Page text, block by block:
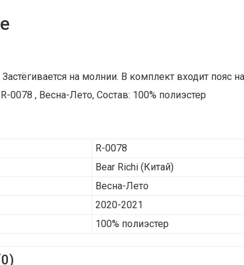
на молнии. В комплект входит
0078 , Весна-Лето, Состав: 100% полиэстер
R-0078
Bear Richi (Китай)
Весна-Лето
2020-2021
100% полиэстер